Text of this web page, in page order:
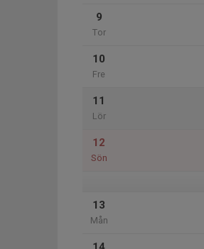
9
Tor
10
Fre
11
Lör
12
Sön
13
Mån